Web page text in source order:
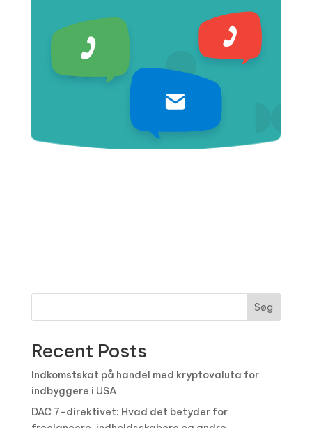
Søg
Recent Posts
Indkomstskat på handel med kryptovaluta for
indbyggere i USA
DAC 7-direktivet: Hvad det betyder for